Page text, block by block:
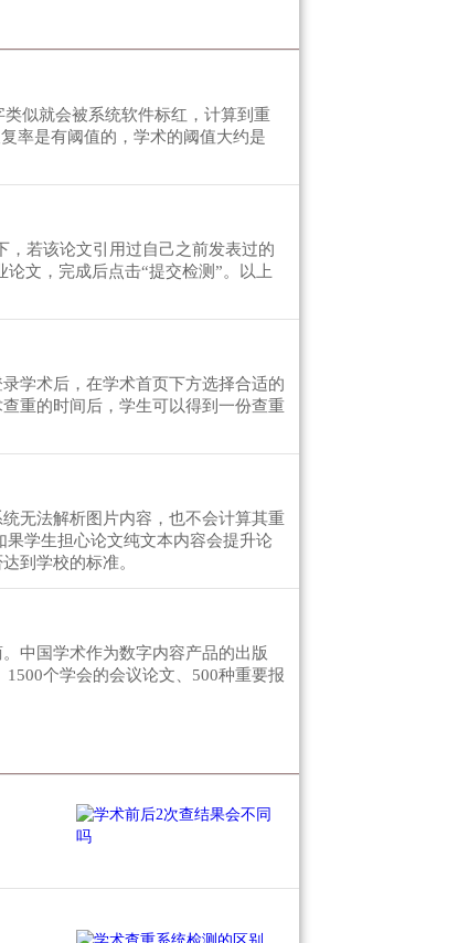
似就会被系统软件标红，计算到重
率是有阈值的，学术的阈值大约是
，若该论文引用过自己之前发表过的
文，完成后点击“提交检测”。以上
学术后，在学术首页下方选择合适的
重的时间后，学生可以得到一份查重
无法解析图片内容，也不会计算其重
学生担心论文纯文本内容会提升论
到学校的标准。
中国学术作为数字内容产品的出版
个学会的会议论文、500种重要报